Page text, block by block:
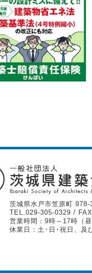
茨城県水戸市笠原町
TEL. 029-305-0329 /
営業時間：9時～17時（
休業日：土･日･祝日、及